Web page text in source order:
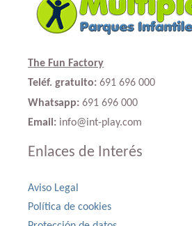
The Fun Factory
Teléf. gratuito: 691 696 000
Whatsapp: 691 696 000
Email: info@int-play.com
Enlaces de Interés
Aviso Legal
Política de cookies